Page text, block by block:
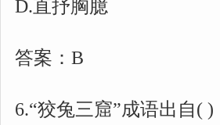
D.直抒胸臆
答案：B
6.“狡兔三窟”成语出自( )